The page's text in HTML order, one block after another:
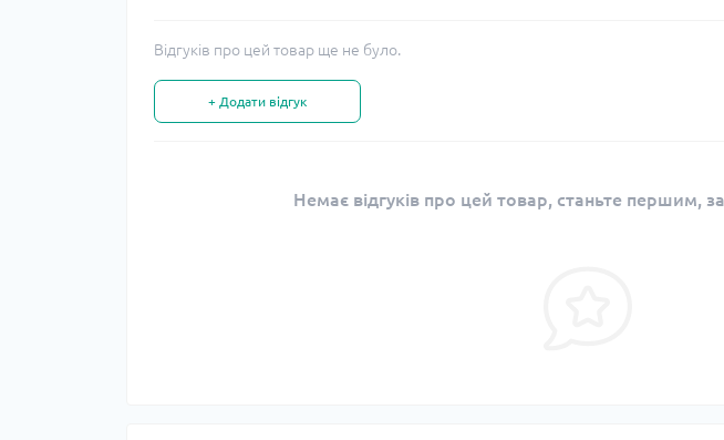
Відгуків про цей товар ще не було.
+ Додати відгук
Немає відгуків про цей товар, станьте першим,